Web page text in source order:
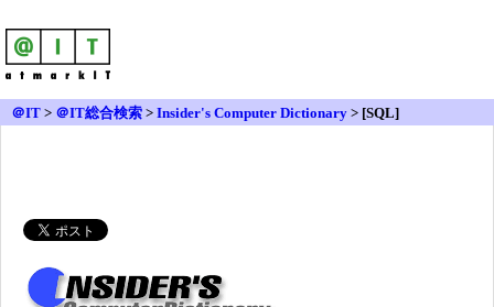
＠IT > ＠IT総合検索 > Insider's Computer Dictionary > [SQL]